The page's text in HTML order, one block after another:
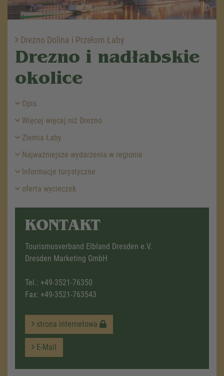
Drezno Dolina i Przełom Łaby
Drezno i nadłabskie
okolice
Opis
Więcej więcej niż Drezno
Ziemia Łaby
Najważniejsze wydarzenia w regionie
Informacje turystyczne
oferta wycieczek
KONTAKT
Tourismusverband Elbland Dresden e.V.
Dresden Marketing GmbH
Tel.: +49-3521-76350
Fax: +49-3521-763543
strona internetowa
E-Mail